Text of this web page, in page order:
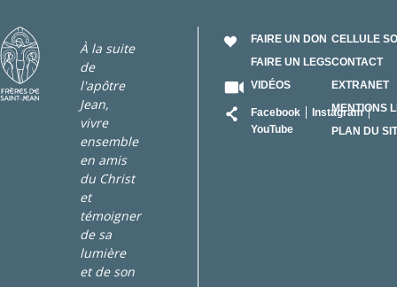
À la suite
de
l'apôtre
Jean,
vivre
ensemble
en amis
du Christ
et
témoigner
de sa
lumière
et de son
FAIRE UN DON
FAIRE UN LEGS
VIDÉOS
Facebook
Instagram
YouTube
CELLULE
CONTACT
EXTRANET
MENTIONS
PLAN DU